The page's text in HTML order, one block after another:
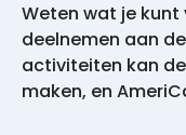
Weten wat je kunt
deelnemen aan
activiteiten kan
maken, en